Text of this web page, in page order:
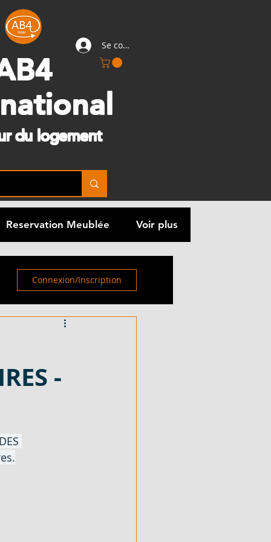
du logement
Se connecter
Reservation Meublée Voir plus
Connexion/Inscription
-